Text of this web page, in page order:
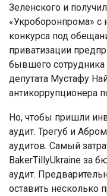
Зеленского и
«Укроборонпрома»
конкурса под
приватизации
бывшего сотрудника
депутата Мустафу
антикоррупционера
Но, чтобы пришли
аудит. Трегуб и
аудитов. Самый
BakerTillyUkraine за
аудит.
оставить